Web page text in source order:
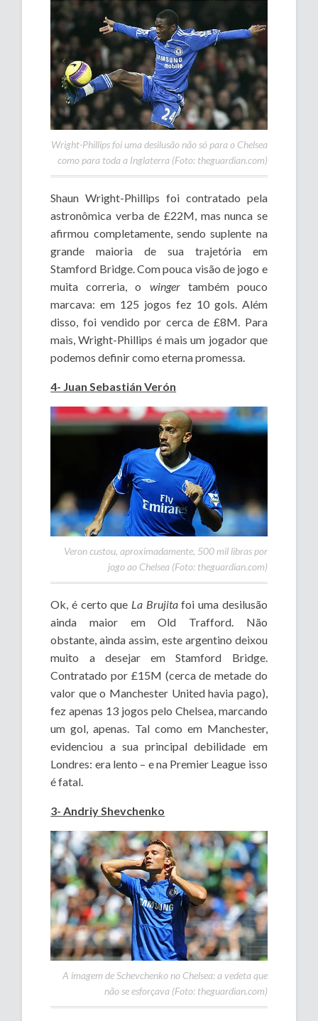
Wright-Phillips foi uma desilusão não só para o Chelsea
como para toda a Inglaterra (Foto: theguardian.com)
Shaun Wright-Phillips foi contratado pela
astronômica verba de £22M, mas nunca se
afirmou completamente, sendo suplente na
grande maioria de sua trajetória em
Stamford Bridge. Com pouca visão de jogo e
muita correria, o winger também pouco
marcava: em 125 jogos fez 10 gols. Além
disso, foi vendido por cerca de £8M. Para
mais, Wright-Phillips é mais um jogador que
podemos definir como eterna promessa.
4- Juan Sebastián Verón
Veron custou, aproximadamente, 500 mil libras por
jogo ao Chelsea (Foto: theguardian.com)
Ok, é certo que La Brujitafoi uma desilusão
ainda maior em Old Trafford. Não
obstante, ainda assim, este argentino deixou
muito a desejar em Stamford Bridge.
Contratado por £15M (cerca de metade do
valor que o Manchester United havia pago),
fez apenas 13 jogos pelo Chelsea, marcando
um gol, apenas. Tal como em Manchester,
evidenciou a sua principal debilidade em
Londres: era lento – e na Premier League isso
é fatal.
3- Andriy Shevchenko
A imagem de Schevchenko no Chelsea: a vedeta que
não se esforçava (Foto: theguardian.com)